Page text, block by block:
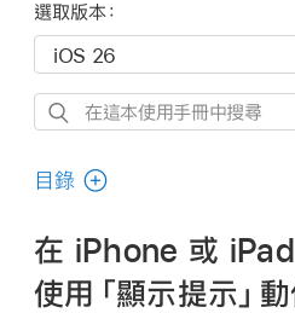
選取版本：
在
本
用
手
冊
目錄
在 iPhone 或 iPad
使用「顯示提示」